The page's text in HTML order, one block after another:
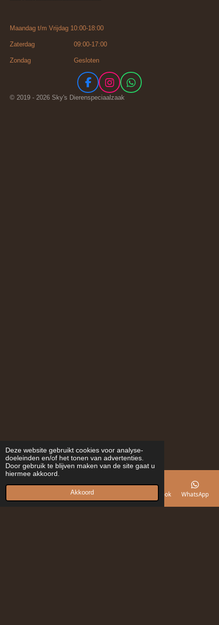
Deze website gebruikt cookies voor analyse-
doeleinden en/of het tonen van advertenties.
Door gebruik te blijven maken van de site gaat u
hiermee akkoord.
Akkoord
Maandag t/m Vrijdag 10:00-18:00
Zaterdag 09:00-17:00
Zondag Gesloten
F
a
I
n
W
© 2019 - 2026 Sky's Dierenspeciaalzaak
Telefoonnummer Facebook WhatsApp